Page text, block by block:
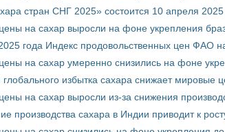
стран СНГ 2025» состоится 10 апреля
на сахар выросли на фоне укрепления
года Индекс продовольственных цен ФАО
на сахар умеренно снизились на фоне
избытка сахара снижает мировые
на сахар выросли из-за снижения
производства сахара в Индии приводит к